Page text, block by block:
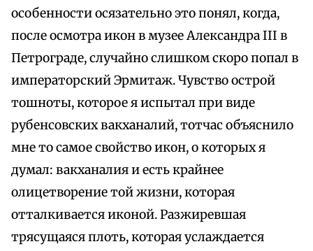
особенности осязательно это понял, когда,
после осмотра икон в музее Александра III в
Петрограде, случайно слишком скоро попал в
императорский Эрмитаж. Чувство острой
тошноты, которое я испытал при виде
рубенсовских вакханалий, тотчас объяснило
мне то самое свойство икон, о которых я
думал: вакханалия и есть крайнее
олицетворение той жизни, которая
отталкивается иконой. Разжиревшая
трясущаяся плоть, которая услаждается